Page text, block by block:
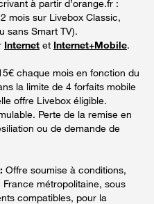
à partir d’orange.fr :
mois sur Livebox Classic,
sans Smart TV).
Internet et Internet+Mobile.
chaque mois en fonction du
la limite de 4 forfaits mobile
offre Livebox éligible.
Perte de la remise en
ou de demande de
Offre soumise à conditions,
métropolitaine, sous
compatibles, pour la